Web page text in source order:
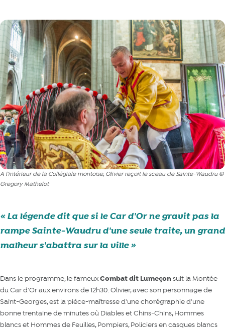
A l'intérieur de la Collégiale montoise, Olivier reçoit le sceau de Sainte-Waudru ©
Gregory Mathelot
La légende dit que si le Car d'Or ne gravit pas la
rampe Sainte-Waudru d'une seule traite, un grand
malheur s'abattra sur la ville
Dans le programme, le fameuxCombat dit Lumeçon suit la Montée
du Car d'Or aux environs de 12h30. Olivier, avec son personnage de
Saint-Georges, est la pièce-maîtresse d'une chorégraphie d'une
bonne trentaine de minutes où Diables et Chins-Chins, Hommes
blancs et Hommes de Feuilles, Pompiers, Policiers en casques blancs